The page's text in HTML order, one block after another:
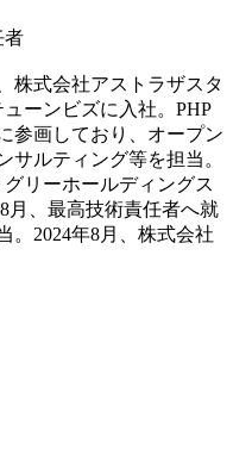
者
株式会社アストラザスタ
ーンビズに入社。PHP
参画しており、オープン
サルティング等を担当。
リーホールディングス
月、最高技術責任者へ就
。2024年8月、株式会社